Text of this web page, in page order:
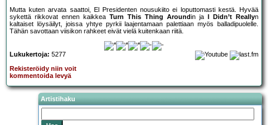
Mutta kuten arvata saattoi, El Presidenten nousukiito ei loputtomasti kestä. Hyvää
sykettä rikkovat ennen kaikkea Turn This Thing Aroundin ja I Didn’t Reallyn
kaltaiset löysäilyt, joissa yhtye pyrkii laajentamaan palettiaan myös balladipuolelle.
Tähän savottaan viisikon rahkeet eivät vielä kuitenkaan riitä.
Lukukertoja: 5277
Rekisteröidy niin voit
kommentoida levyä
Artistihaku